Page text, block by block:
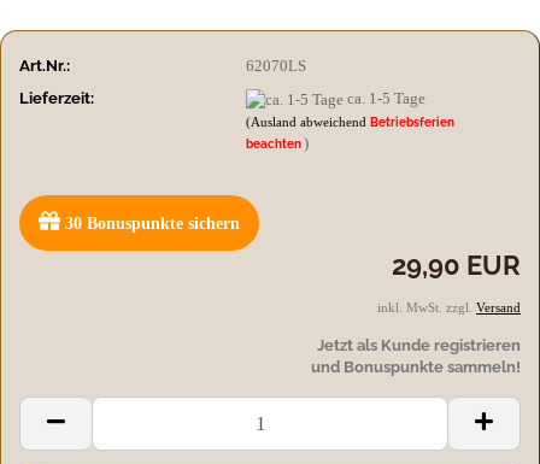
Art.Nr.:
62070LS
Lieferzeit:
ca. 1-5 Tage
(Ausland abweichendBetriebsferien
beachten )
30 Bonuspunkte sichern
29,90 EUR
inkl. MwSt. zzgl. Versand
Jetzt als Kunde registrieren
und Bonuspunkte sammeln!